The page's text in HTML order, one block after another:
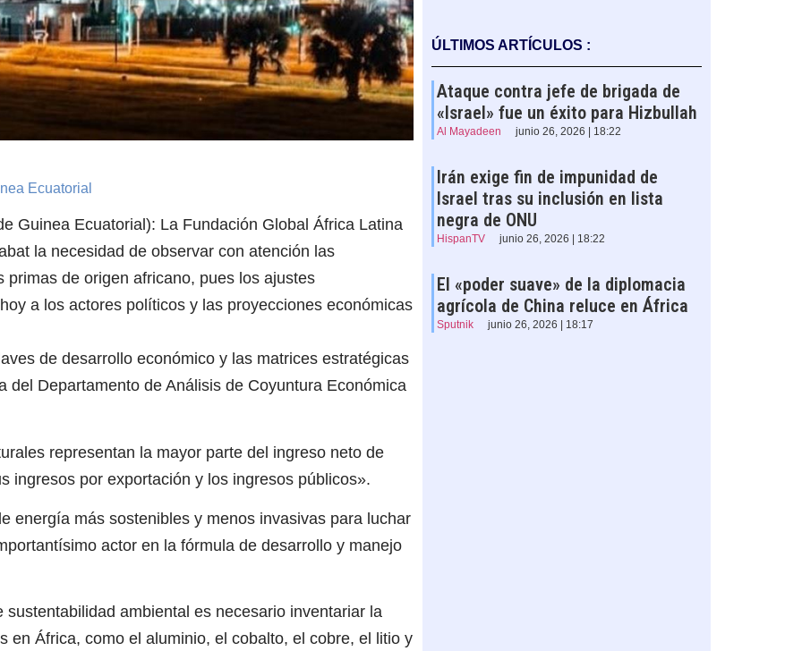
Ecuatorial
Guinea Ecuatorial): La Fundación Global África Latina
la necesidad de observar con atención las
de origen africano, pues los ajustes
a los actores políticos y las proyecciones económicas
de desarrollo económico y las matrices estratégicas
del Departamento de Análisis de Coyuntura Económica
representan la mayor parte del ingreso neto de
ingresos por exportación y los ingresos públicos».
energía más sostenibles y menos invasivas para luchar
actor en la fórmula de desarrollo y manejo
ambiental es necesario inventariar la
en África, como el aluminio, el cobalto, el cobre, el litio y
ÚLTIMOS ARTÍCULOS :
Ataque contra jefe de brigada de
«Israel» fue un éxito para Hizbullah
Al Mayadeen junio 26, 2026 | 18:22
Irán exige fin de impunidad de
Israel tras su inclusión en lista
negra de ONU
HispanTV junio 26, 2026 | 18:22
El «poder suave» de la diplomacia
agrícola de China reluce en África
Sputnik junio 26, 2026 | 18:17